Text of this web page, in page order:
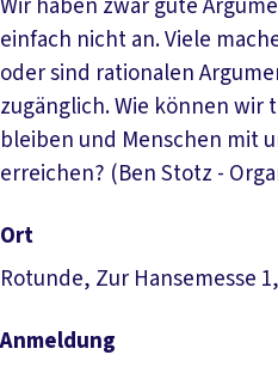
Wir haben zwar gute
einfach nicht an. Viele
oder sind rationalen
zugänglich. Wie können wir
bleiben und Menschen mit
erreichen? (Ben Stotz -
Ort
Rotunde, Zur Hansemesse
Anmeldung